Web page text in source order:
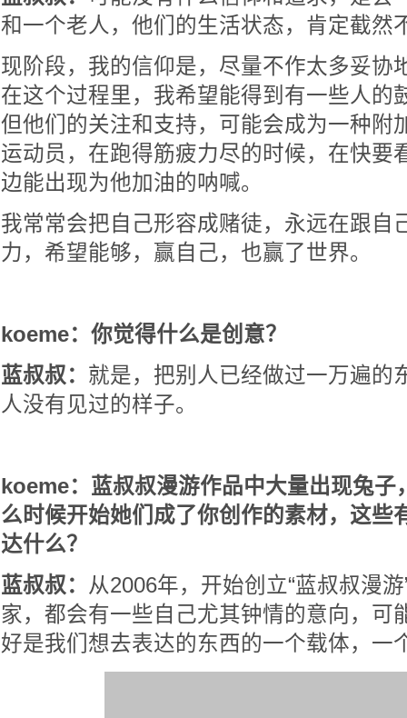
和一个老人，他们的生活状态，肯定截然
现阶段，我的信仰是，尽量不作太多妥协
在这个过程里，我希望能得到有一些人的
但他们的关注和支持，可能会成为一种附
运动员，在跑得筋疲力尽的时候，在快要
边能出现为他加油的呐喊。
我常常会把自己形容成赌徒，永远在跟自
力，希望能够，赢自己，也赢了世界。
koeme：你觉得什么是创意？
蓝叔叔： 就是，把别人已经做过一万遍的
人没有见过的样子。
koeme：蓝叔叔漫游作品中大量出现兔子
么时候开始她们成了你创作的素材，这些
达什么？
蓝叔叔： 从2006年，开始创立“蓝叔叔漫
家，都会有一些自己尤其钟情的意向，可
好是我们想去表达的东西的一个载体，一